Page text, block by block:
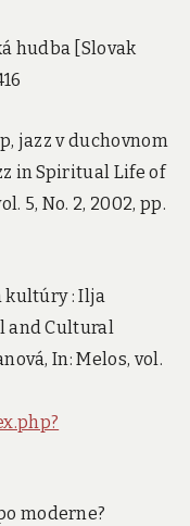
hudba [Slovak
jazz v duchovnom
in Spiritual Life of
5, No. 2, 2002, pp.
kultúry : Ilja
and Cultural
In: Melos, vol.
moderne?